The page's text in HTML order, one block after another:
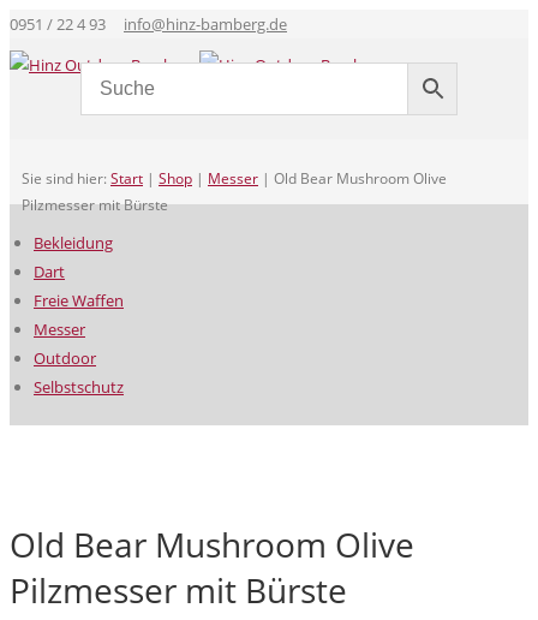
0951 / 22 4 93 info@hinz-bamberg.de
Sie sind hier: Start | Shop | Messer | Old Bear Mushroom Olive
Pilzmesser mit Bürste
Bekleidung
Dart
Freie Waffen
Messer
Outdoor
Selbstschutz
Old Bear Mushroom Olive
Pilzmesser mit Bürste